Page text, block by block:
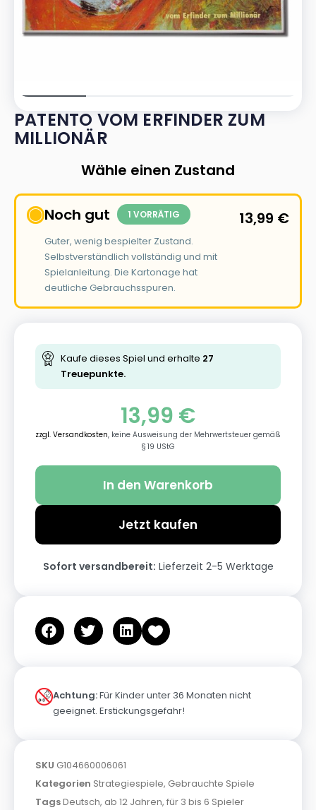
PATENTO VOM ERFINDER ZUM
MILLIONÄR
Wähle einen Zustand
Noch gut 1 VORRÄTIG
Guter, wenig bespielter Zustand.
Selbstverständlich vollständig und mit
Spielanleitung. Die Kartonage hat
deutliche Gebrauchsspuren.
13,99 €
Kaufe dieses Spiel und erhalte 27
Treuepunkte.
13,99 €
zzgl. Versandkosten, keine Ausweisung der Mehrwertsteuer gemäß
§ 19 UStG
In den Warenkorb
Jetzt kaufen
Sofort versandbereit: Lieferzeit 2-5 Werktage
Achtung:Für Kinder unter 36 Monaten nicht
geeignet. Erstickungsgefahr!
SKU G104660006061
Kategorien Strategiespiele, Gebrauchte Spiele
TagsDeutsch, ab 12 Jahren, für 3 bis 6 Spieler